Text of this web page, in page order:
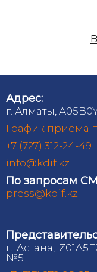
Адрес:
г. Алматы,
График приема
+7 (727) 312-24-49
info@kdif.kz
По запросам
press@kdif.kz
г. Астана,
№5